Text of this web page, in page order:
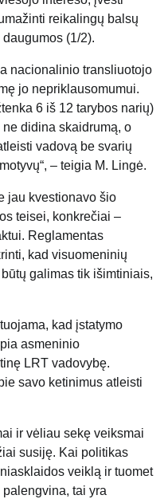
reikalingų balsų
(1/2).
nacionalinio transliuotojo
jo nepriklausomumui.
6 iš 12 tarybos narių)
didina skaidrumą, o
vadovą be svarių
– teigia M. Lingė.
jau kvestionavo šio
teisei, konkrečiai –
Reglamentas
kad visuomeninių
galimas tik išimtiniais,
kad įstatymo
asmeninio
LRT vadovybę.
savo ketinimus atleisti
ir vėliau sekę veiksmai
susiję. Kai politikas
veiklą ir tuomet
tai yra